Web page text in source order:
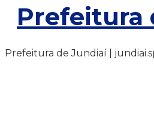
Prefeitura
Prefeitura de Jundiaí |